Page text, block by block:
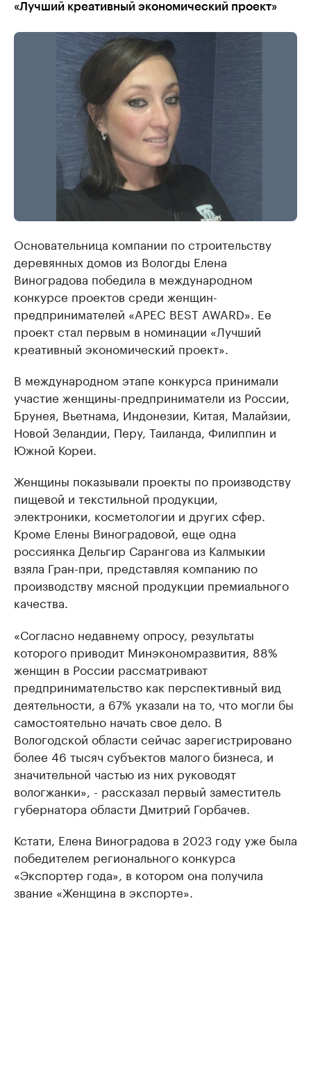
«Лучший креативный экономический проект»
Основательница компании по строительству
деревянных домов из Вологды Елена
Виноградова победила в международном
конкурсе проектов среди женщин-
предпринимателей «APEC BEST AWARD». Ее
проект стал первым в номинации «Лучший
креативный экономический проект».
В международном этапе конкурса принимали
участие женщины-предприниматели из России,
Брунея, Вьетнама, Индонезии, Китая, Малайзии,
Новой Зеландии, Перу, Таиланда, Филиппин и
Южной Кореи.
Женщины показывали проекты по производству
пищевой и текстильной продукции,
электроники, косметологии и других сфер.
Кроме Елены Виноградовой, еще одна
россиянка Дельгир Сарангова из Калмыкии
взяла Гран-при, представляя компанию по
производству мясной продукции премиального
качества.
«Согласно недавнему опросу, результаты
которого приводит Минэкономразвития, 88%
женщин в России рассматривают
предпринимательство как перспективный вид
деятельности, а 67% указали на то, что могли бы
самостоятельно начать свое дело. В
Вологодской области сейчас зарегистрировано
более 46 тысяч субъектов малого бизнеса, и
значительной частью из них руководят
вологжанки», - рассказал первый заместитель
губернатора области Дмитрий Горбачев.
Кстати, Елена Виноградова в 2023 году уже была
победителем регионального конкурса
«Экспортер года», в котором она получила
звание «Женщина в экспорте».